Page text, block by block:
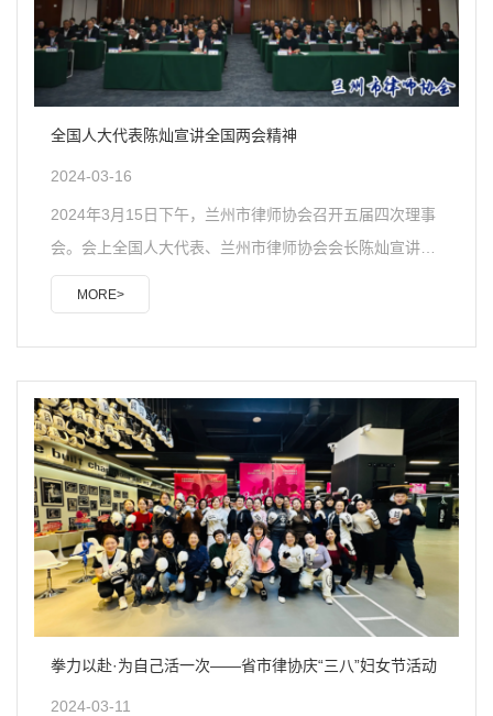
市律师协会..
全国人大代表陈灿宣讲全国两会精神
2024-03-16
2024年3月15日下午，兰州市律师协会召开五届四次理事
会。会上全国人大代表、兰州市律师协会会长陈灿宣讲两
会精神。会议指出，今年全国两会，是在中华人民共和国
成立75周年、实现“十四五”规划目标任务关键之年召开的
一次重要会议。会议凝聚了共识、明确了任务、坚定了信
心。习近平总书记在全国两会期间发表一系列重要讲话，
深刻阐明了当前国内外形势、今年目标任务及重点工作等
重大问题，为推动高质量发展提供了根本遵循和行动指
南。会议强调，全市律师要深入学习贯彻习近平总书记两
会期间发表的重要讲话精神，切实把思想和行动统一到党
中央决策..
MORE>
拳力以赴·为自己活一次——省市律协庆“三八”妇女节活动
2024-03-11